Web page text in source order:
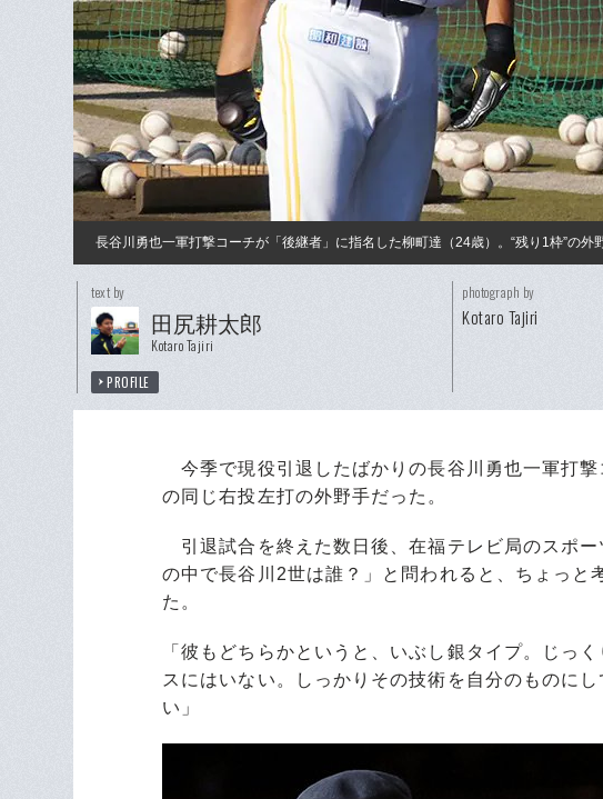
長谷川勇也一軍打撃コーチが「後継者」に指名した柳町達（24歳）。“残り1枠”の外
text by
田尻耕太郎
Kotaro Tajiri
PROFILE
photograph by
Kotaro Tajiri
今季で現役引退したばかりの長谷川勇也一軍打
の同じ右投左打の外野手だった。
引退試合を終えた数日後、在福テレビ局のスポ
の中で長谷川2世は誰？」と問われると、ちょっと
た。
「彼もどちらかというと、いぶし銀タイプ。じっ
スにはいない。しっかりその技術を自分のものに
い」